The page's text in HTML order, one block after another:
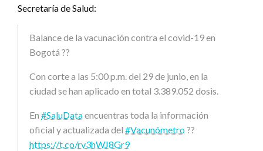
Secretaría de Salud:
Balance de la vacunación contra el covid-19 en
Bogotá ??
Con corte a las 5:00 p.m. del 29 de junio, en la
ciudad se han aplicado en total 3.389.052 dosis.
En #SaluDataencuentras toda la información
oficial y actualizada del #Vacunómetro??
https://t.co/rv3hWJ8Gr9